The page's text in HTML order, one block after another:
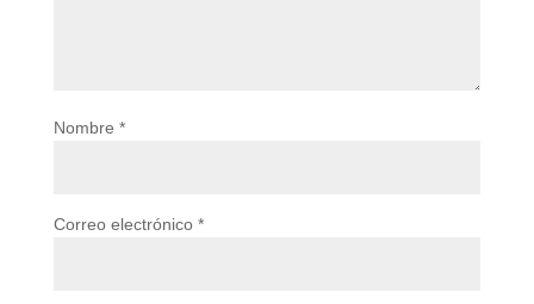
Nombre *
Correo electrónico *